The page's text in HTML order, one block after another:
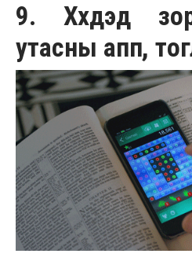
9. Хүүхдэд
утасны апп,